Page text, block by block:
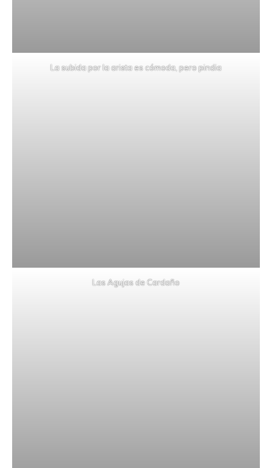
La subida por la arista es cómoda, pero pindia
Las Agujas de Cardaño